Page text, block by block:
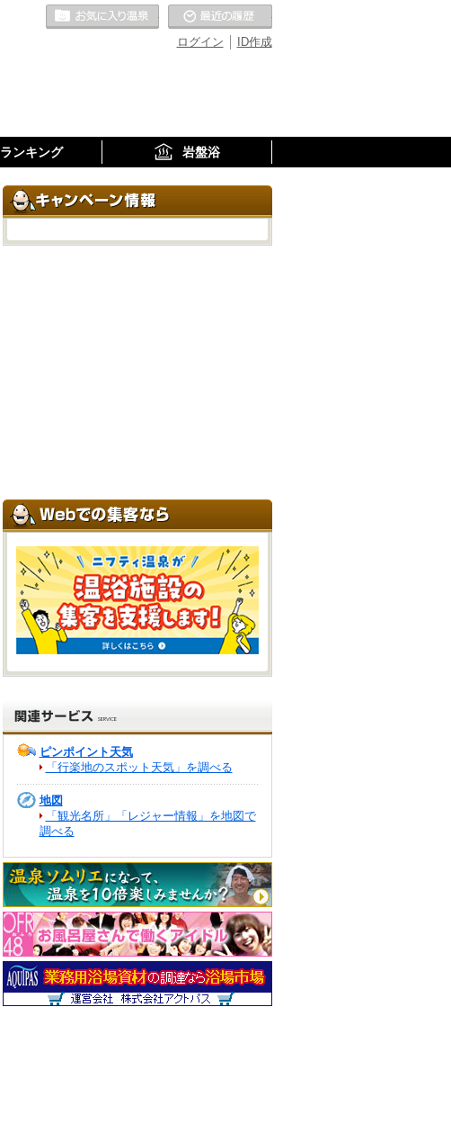
ID作成
ログイン
お気に入りの温泉
ランキング 岩盤浴
ピンポイント天気
「行楽地のスポット天気」を調べる
地図
「観光名所」「レジャー情報」を地図で
調べる